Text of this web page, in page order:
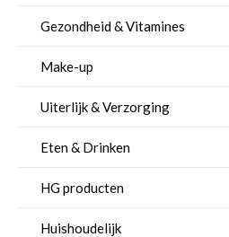
Gezondheid & Vitamines
Make-up
Uiterlijk & Verzorging
Eten & Drinken
HG producten
Huishoudelijk